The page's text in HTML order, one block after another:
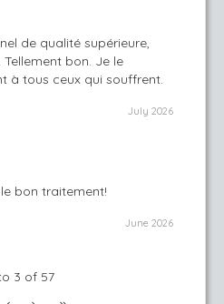
de qualité supérieure,
bon. Je le
à tous ceux qui souffrent.
July 2026
bon traitement!
June 2026
3 of 57